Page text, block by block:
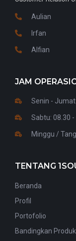
Aulian
Irfan
Alfian
JAM
Senin -
Sabtu: 08.30 -
Minggu /
TENTANG
Beranda
Profil
Portofolio
Bandingkan Produk